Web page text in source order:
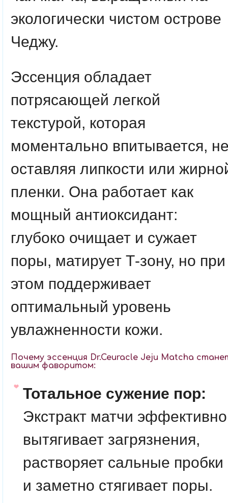
экологически чистом острове
Чеджу.
Эссенция обладает
потрясающей легкой
текстурой, которая
моментально впитывается,
оставляя липкости или
пленки. Она работает как
мощный антиоксидант:
глубоко очищает и сужает
поры, матирует Т-зону, но при
этом поддерживает
оптимальный уровень
увлажненности кожи.
Почему эссенция Dr.Ceuracle Jeju Matcha
вашим фаворитом:
Тотальное сужение пор:
Экстракт матчи эффективно
вытягивает загрязнения,
растворяет сальные пробки
и заметно стягивает поры.